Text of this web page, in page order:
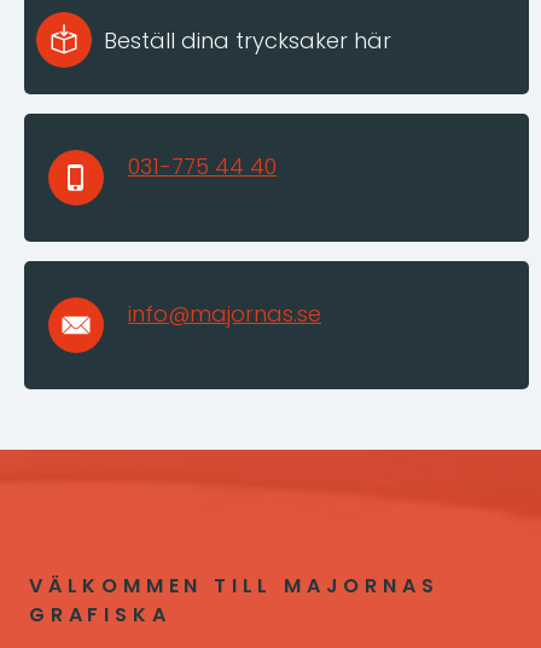
Beställ dina trycksaker här
031-775 44 40
info@majornas.se
VÄLKOMMEN TILL MAJORNAS
GRAFISKA